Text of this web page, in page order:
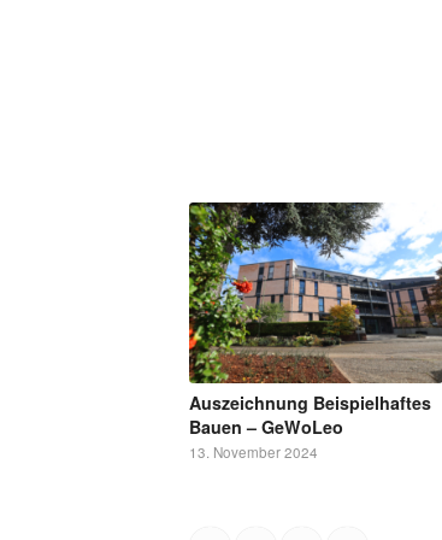
Auszeichnung Beispielhaftes
Bauen – GeWoLeo
13. November 2024